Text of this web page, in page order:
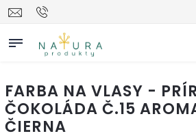
FARBA NA VLASY -
ČOKOLÁDA Č.15
ČIERNA